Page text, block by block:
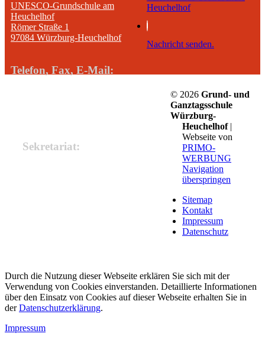
UNESCO-Grundschule am
Heuchelhof
Römer Straße 1
97084 Würzburg-Heuchelhof
Telefon, Fax, E-Mail:
Sekretariat:
Heuchelhof
Nachricht senden.
© 2026 Grund- und
Ganztagsschule
Würzburg-
Heuchelhof|
Webseite von
PRIMO-
WERBUNG
Navigation
überspringen
Sitemap
Kontakt
Impressum
Datenschutz
Durch die Nutzung dieser Webseite erklären Sie sich mit der
Verwendung von Cookies einverstanden. Detaillierte Informationen
über den Einsatz von Cookies auf dieser Webseite erhalten Sie in
derDatenschutzerklärung.
Impressum